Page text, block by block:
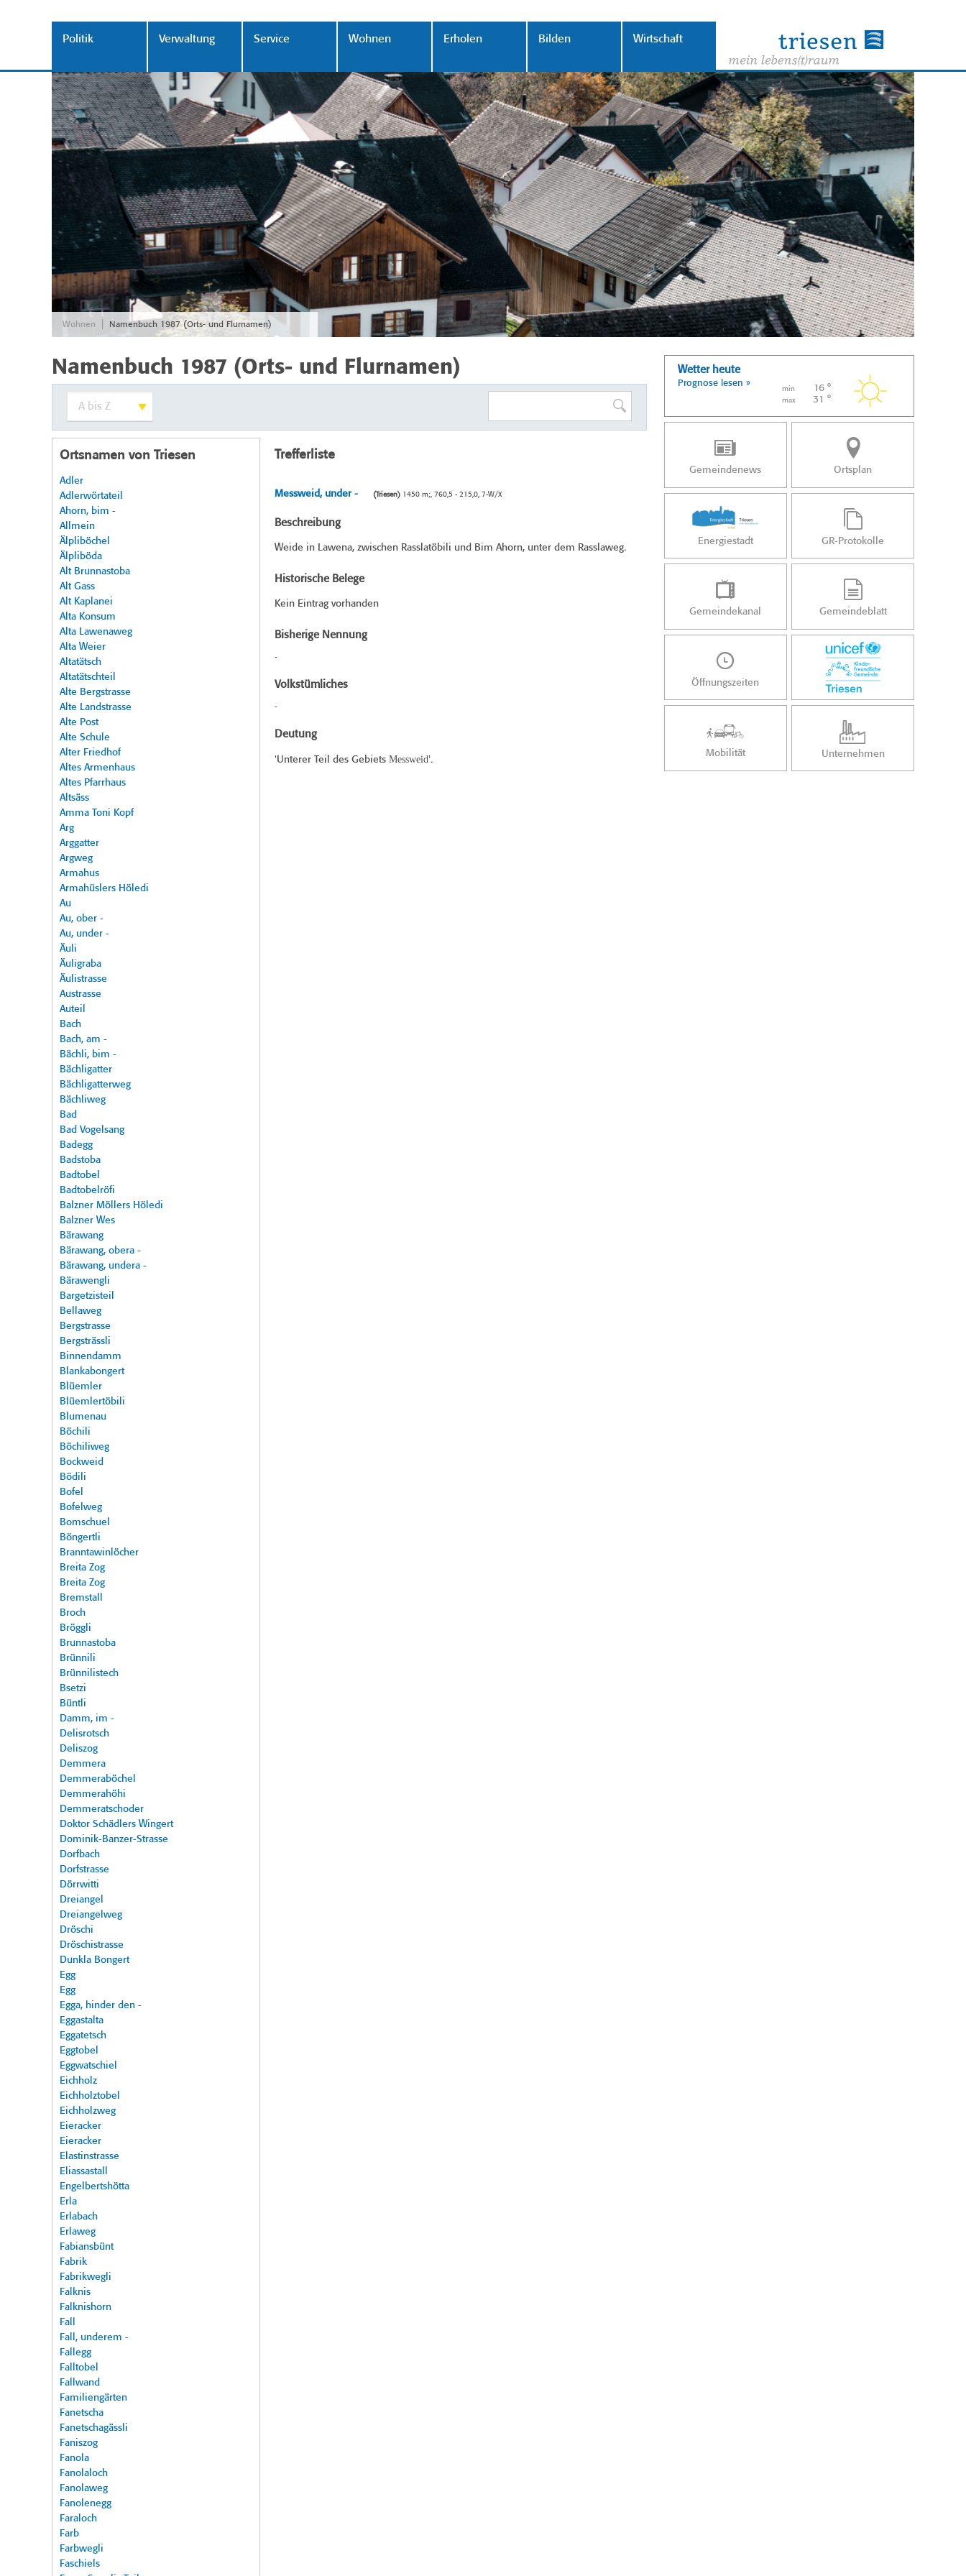
Politik Verwaltung Service Wohnen Erholen Bilden Wirtschaft
Wohnen Namenbuch 1987 (Orts- und Flurnamen)
Namenbuch 1987 (Orts- und Flurnamen)
Ortsnamen von Triesen
Adler
Adlerwörtateil
Ahorn, bim -
Allmein
Älpliböchel
Älpliböda
Alt Brunnastoba
Alt Gass
Alt Kaplanei
Alta Konsum
Alta Lawenaweg
Alta Weier
Altatätsch
Altatätschteil
Alte Bergstrasse
Alte Landstrasse
Alte Post
Alte Schule
Alter Friedhof
Altes Armenhaus
Altes Pfarrhaus
Altsäss
Amma Toni Kopf
Arg
Arggatter
Argweg
Armahus
Armahüslers Höledi
Au
Au, ober -
Au, under -
Äuli
Äuligraba
Äulistrasse
Austrasse
Auteil
Bach
Bach, am -
Bächli, bim -
Bächligatter
Bächligatterweg
Bächliweg
Bad
Bad Vogelsang
Badegg
Badstoba
Badtobel
Badtobelröfi
Balzner Möllers Höledi
Balzner Wes
Bärawang
Bärawang, obera -
Bärawang, undera -
Bärawengli
Bargetzisteil
Bellaweg
Bergstrasse
Bergsträssli
Binnendamm
Blankabongert
Blüemler
Blüemlertöbili
Blumenau
Böchili
Böchiliweg
Bockweid
Bödili
Bofel
Bofelweg
Bomschuel
Böngertli
Branntawinlöcher
Breita Zog
Breita Zog
Bremstall
Broch
Bröggli
Brunnastoba
Brünnili
Brünnilistech
Bsetzi
Büntli
Damm, im -
Delisrotsch
Deliszog
Demmera
Demmeraböchel
Demmerahöhi
Demmeratschoder
Doktor Schädlers Wingert
Dominik-Banzer-Strasse
Dorfbach
Dorfstrasse
Dörrwitti
Dreiangel
Dreiangelweg
Dröschi
Dröschistrasse
Dunkla Bongert
Egg
Egg
Egga, hinder den -
Eggastalta
Eggatetsch
Eggtobel
Eggwatschiel
Eichholz
Eichholztobel
Eichholzweg
Eieracker
Eieracker
Elastinstrasse
Eliassastall
Engelbertshötta
Erla
Erlabach
Erlaweg
Fabiansbünt
Fabrik
Fabrikwegli
Falknis
Falknishorn
Fall
Fall, underem -
Fallegg
Falltobel
Fallwand
Familiengärten
Fanetscha
Fanetschagässli
Faniszog
Fanola
Fanolaloch
Fanolaweg
Fanolenegg
Faraloch
Farb
Farbwegli
Faschiels
Trefferliste
Messweid, under - (Triesen)1450 m;, 760,5 - 215,0, 7-W/X
Beschreibung
Weide in Lawena, zwischen Rasslatöbili und Bim Ahorn, unter dem Rasslaweg.
Historische Belege
Kein Eintrag vorhanden
Bisherige Nennung
-
Volkstümliches
-
Deutung
'Unterer Teil des Gebiets Messweid'.
Wetter heute
Prognose lesen »
min 16 °
max 31 °
Gemeindenews Ortsplan
Energiestadt GR-Protokolle
Gemeindekanal Gemeindeblatt
Öffnungszeiten
Mobilität Unternehmen